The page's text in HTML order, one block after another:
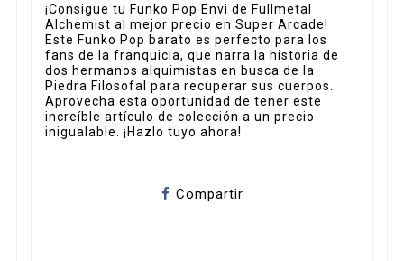
¡Consigue tu Funko Pop Envi de Fullmetal
Alchemist al mejor precio en Super Arcade!
Este Funko Pop barato es perfecto para los
fans de la franquicia, que narra la historia de
dos hermanos alquimistas en busca de la
Piedra Filosofal para recuperar sus cuerpos.
Aprovecha esta oportunidad de tener este
increíble artículo de colección a un precio
inigualable. ¡Hazlo tuyo ahora!
Compartir